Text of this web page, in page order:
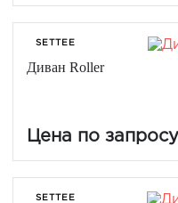
SETTEE
Диван Roller
Цена по запросу
SETTEE